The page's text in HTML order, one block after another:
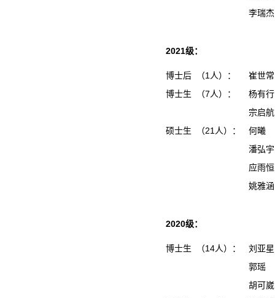
李瑞
2021级：
博士后 （1人）：
崔世常
博士生 （7人）：
杨有行
宗启航
硕士生 （21人）：
何曦
潘弘
应雨
姚雅
2020级：
博士生 （14人）：
刘亚星
郭瑶
胡可崴